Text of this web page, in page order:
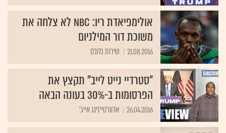
אולימפיאדת ריו: NBC לא צלחה את
משוכת דור המילניום
21.08.2016 שירות גלובס
"סטרדיי נייט לייב" תקצץ את
הפרסומות ב-30% בעונה הבאה
26.04.2016 אדוורטייזינג אייג'